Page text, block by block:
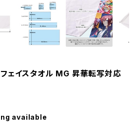
ェイスタオル MG 昇華転写対応
available